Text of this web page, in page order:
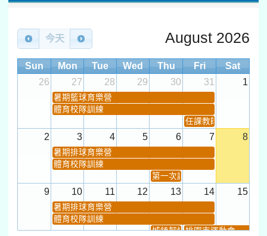
今天 August 2026
Sun Mon Tue Wed Thu Fri
Sat
26
27 28 29 30 31 1
暑期籃球育樂營
體育校隊訓練
任課教師抽籤
2 3 4 5 6 7 8
暑期排球育樂營
體育校隊訓練
第一次課發會 (12:30~)
9 10 11 12 13 14 15
暑期排球育樂營
體育校隊訓練
城鎮韌性(防空)演習
桃園市運動會